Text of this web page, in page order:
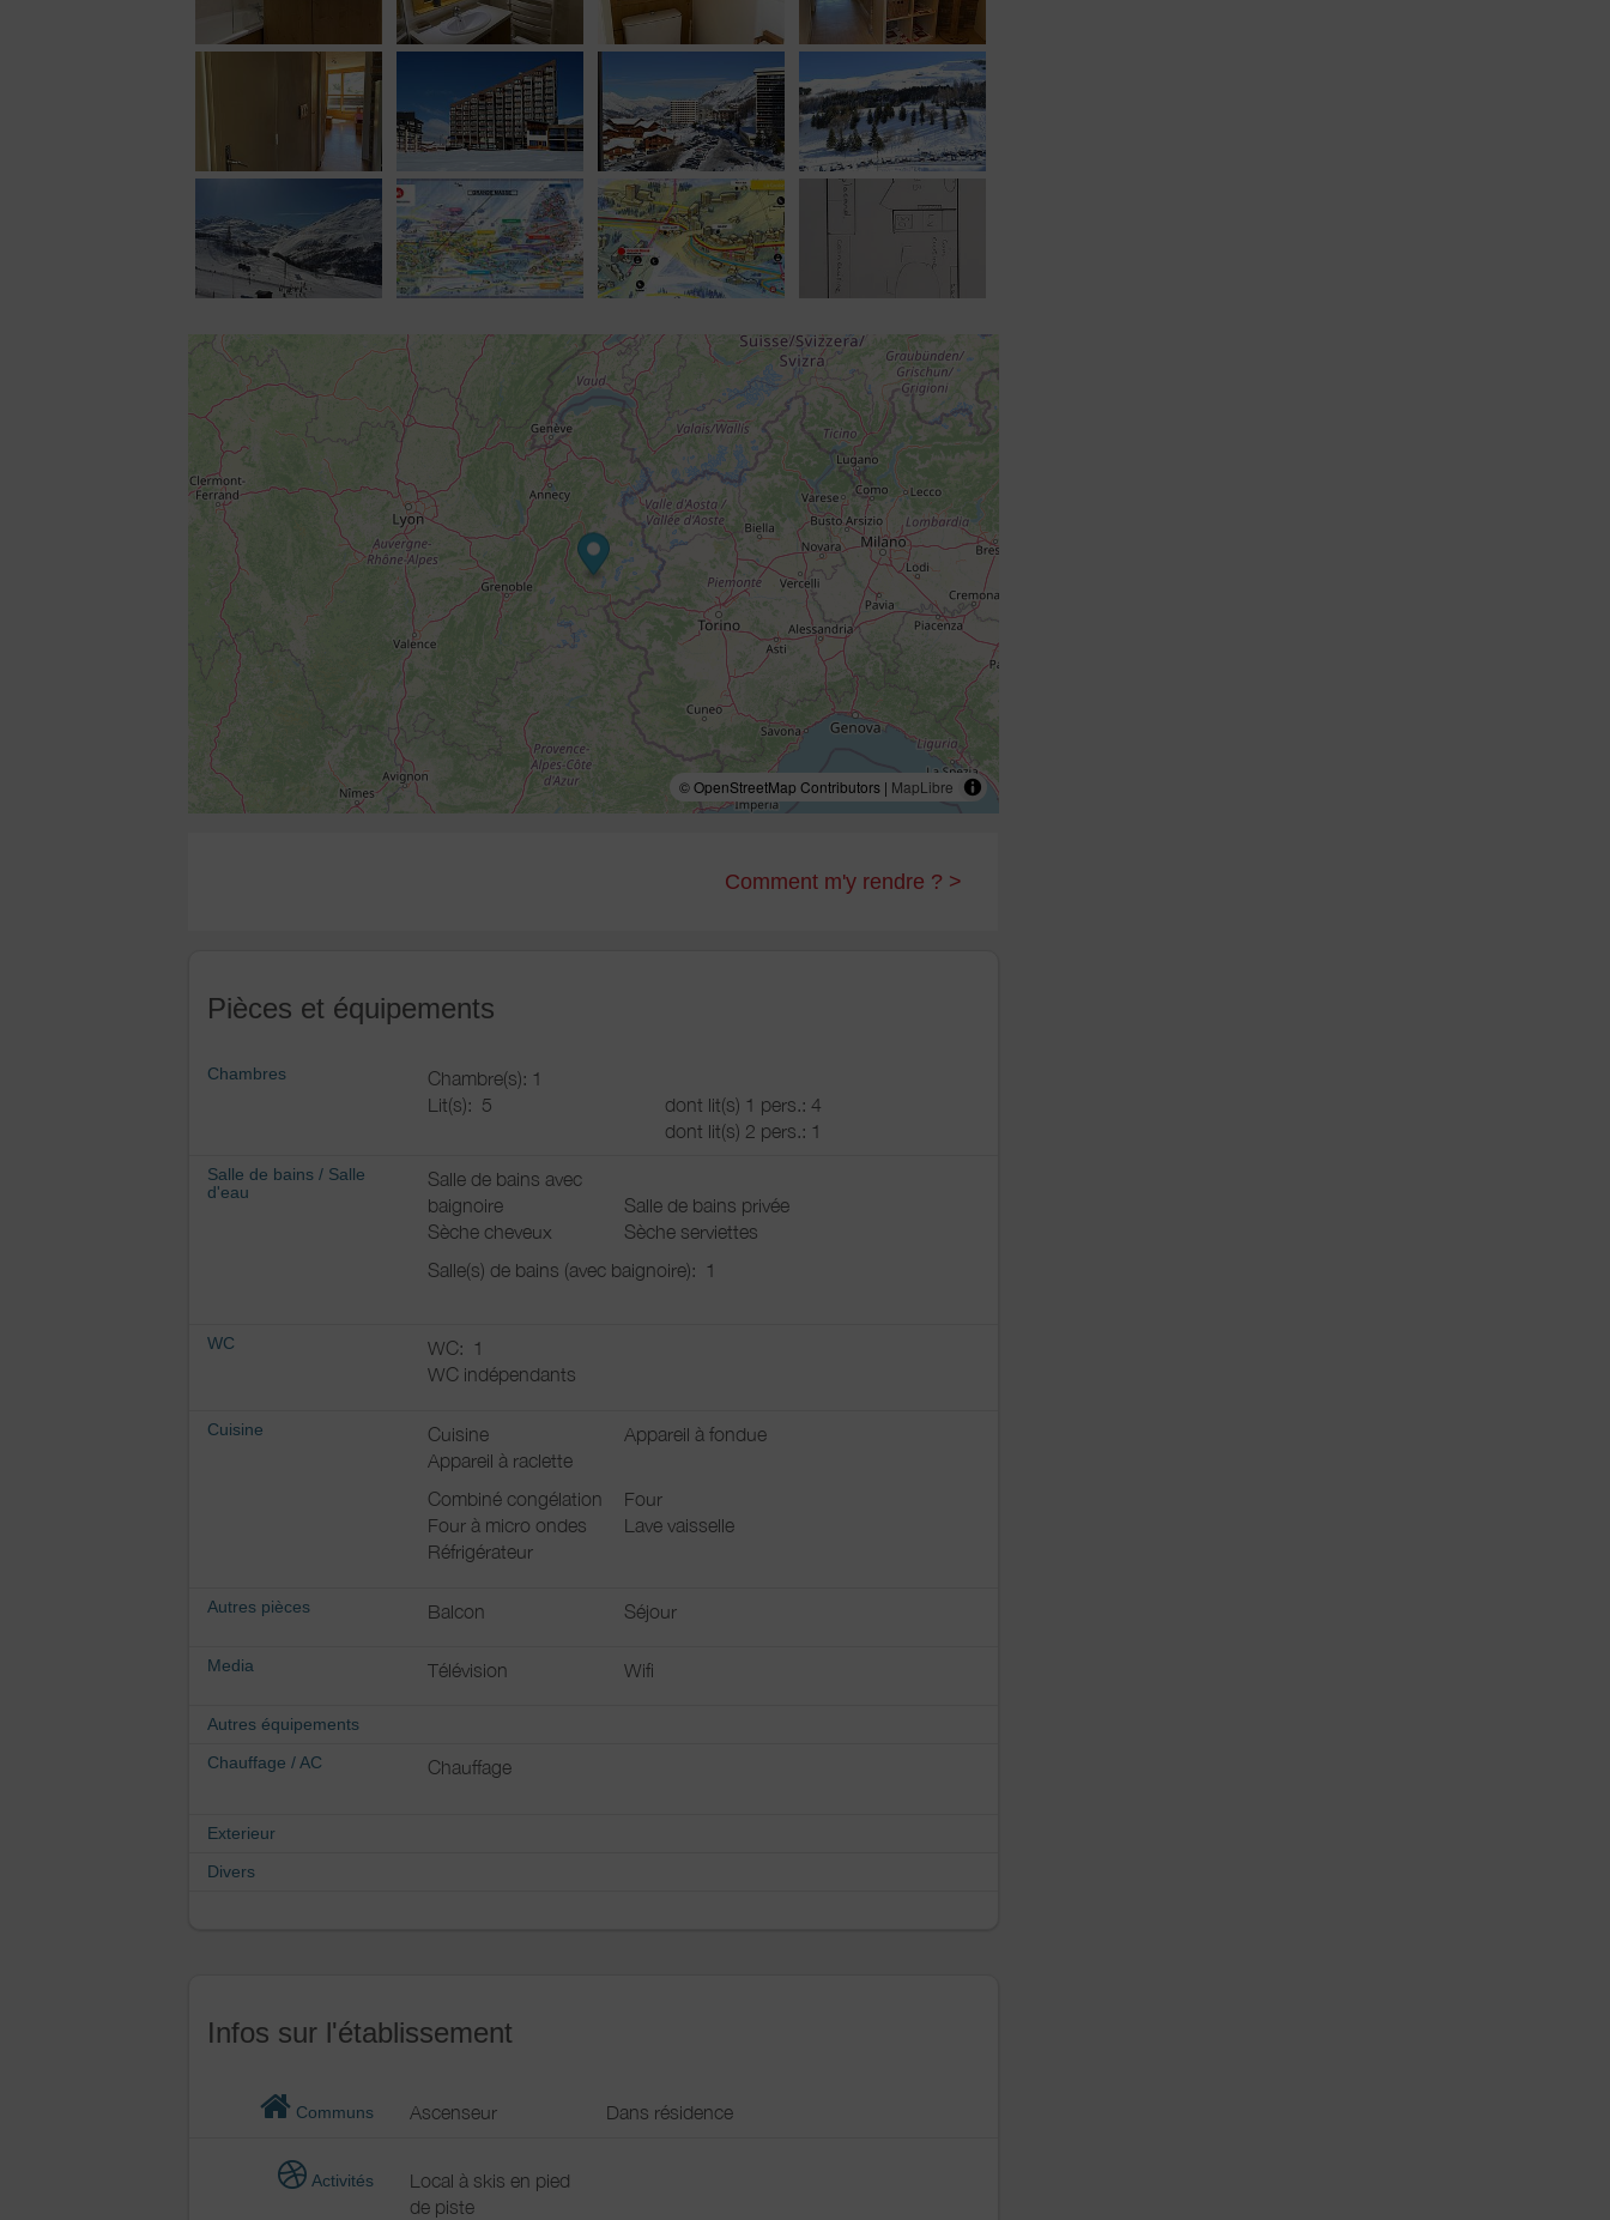
© OpenStreetMap Contributors | MapLibre
Comment m'y rendre ? >
Pièces et équipements
Chambres
Chambre(s): 1
Lit(s): 5
dont lit(s) 1 pers.: 4
dont lit(s) 2 pers.: 1
Salle de bains / Salle
d'eau
Salle de bains avec
baignoire
Salle de bains privée
Sèche cheveux
Sèche serviettes
Salle(s) de bains (avec baignoire):
1
WC WC:
1
WC indépendants
Cuisine Cuisine
Appareil à fondue
Appareil à raclette
Combiné congélation
Four
Four à micro ondes
Lave vaisselle
Réfrigérateur
Autres pièces Balcon Séjour
Media Télévision Wifi
Autres équipements
Chauffage / AC
Chauffage
Exterieur
Divers
Infos sur l'établissement
Communs Ascenseur Dans résidence
Activités
Local à skis en pied
de piste